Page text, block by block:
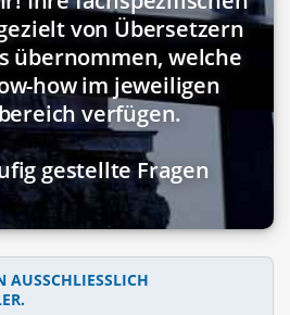
von Übersetzern
übernommen, welche
how im jeweiligen
verfügen.
gestellte Fragen
M